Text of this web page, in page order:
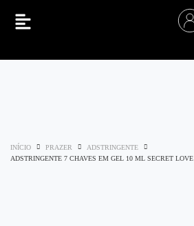
INÍCIO PRAZER
ADSTRINGENTE
ADSTRINGENTE 7 CHAVES EM GEL 10 ML SECRET LOVE